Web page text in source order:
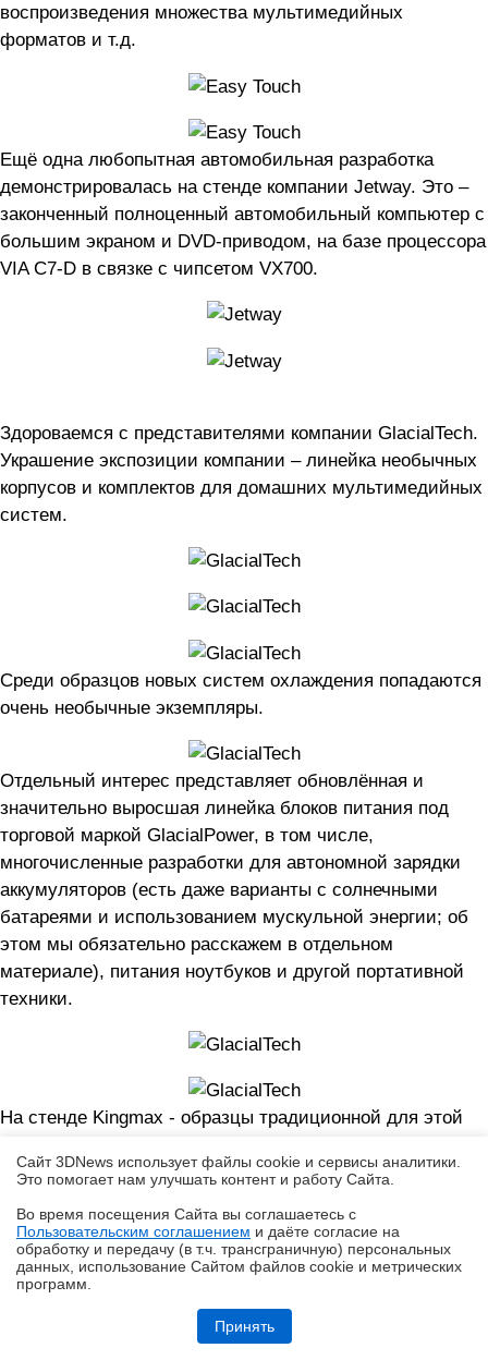
Обзор ноутбука ASUS Zenbook Duo UX8407A (UX8407AA-SN279X) с
воспроизведения множества мультимедийных
форматов и т.д.
Ещё одна любопытная автомобильная разработка
демонстрировалась на стенде компании Jetway. Это –
законченный полноценный автомобильный компьютер с
большим экраном и DVD-приводом, на базе процессора
VIA C7-D в связке с чипсетом VX700.
Здороваемся с представителями компании GlacialTech.
Украшение экспозиции компании – линейка необычных
корпусов и комплектов для домашних мультимедийных
систем.
Среди образцов новых систем охлаждения попадаются
очень необычные экземпляры.
Отдельный интерес представляет обновлённая и
значительно выросшая линейка блоков питания под
торговой маркой GlacialPower, в том числе,
многочисленные разработки для автономной зарядки
аккумуляторов (есть даже варианты с солнечными
батареями и использованием мускульной энергии; об
этом мы обязательно расскажем в отдельном
материале), питания ноутбуков и другой портативной
техники.
На стенде Kingmax - образцы традиционной для этой
настольных ПК и ноутбуков, различной флэш-памяти.
серии, в том числе, в версиях повышенной ёмкости.
Сайт 3DNews использует файлы cookie и сервисы аналитики.
Это помогает нам улучшать контент и работу Cайта.
Во время посещения Cайта вы соглашаетесь с
Пользовательским соглашением и даёте согласие на
обработку и передачу (в т.ч. трансграничную) персональных
данных, использование Cайтом файлов cookie и метрических
программ.
Принять